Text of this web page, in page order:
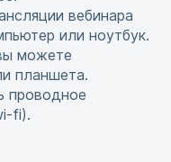
вебинара
или ноутбук.
можете
планшета.
проводное
fi).